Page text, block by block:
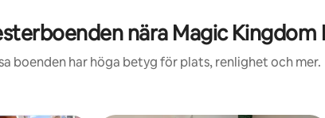
nära Magic Kingdom
boenden har höga betyg för plats, renlighet och mer.